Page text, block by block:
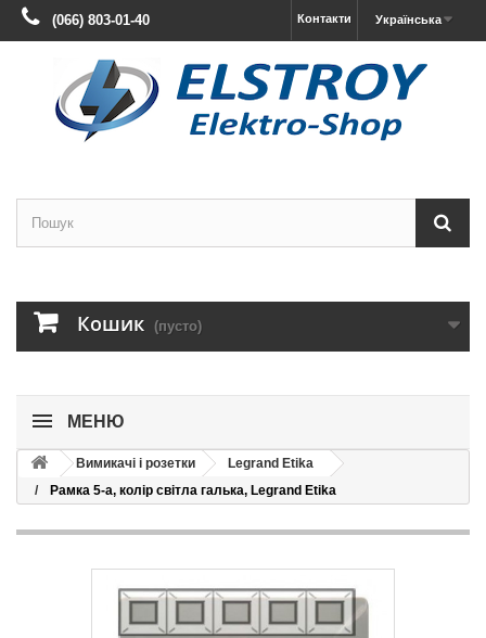
Українська
Контакти
(066) 803-01-40
Кошик (пусто)
МЕНЮ
Вимикачі і розетки
Legrand Etika
Рамка 5-а, колір світла галька, Legrand Etika